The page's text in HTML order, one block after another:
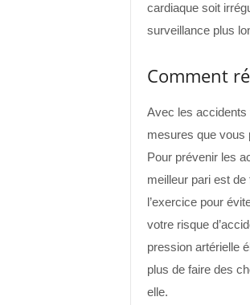
cardiaque soit
surveillance plus
Comment
Avec les accidents
mesures que vous
Pour prévenir les
meilleur pari est de
l’exercice pour
votre risque
pression artérielle
plus de faire des
elle.